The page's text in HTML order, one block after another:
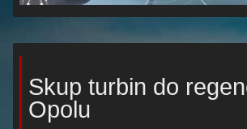
Skup turbin do
Opolu